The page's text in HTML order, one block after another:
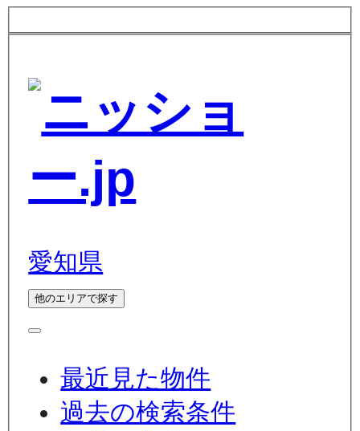
愛知県
他のエリアで探す
最近見た物件
過去の検索条件